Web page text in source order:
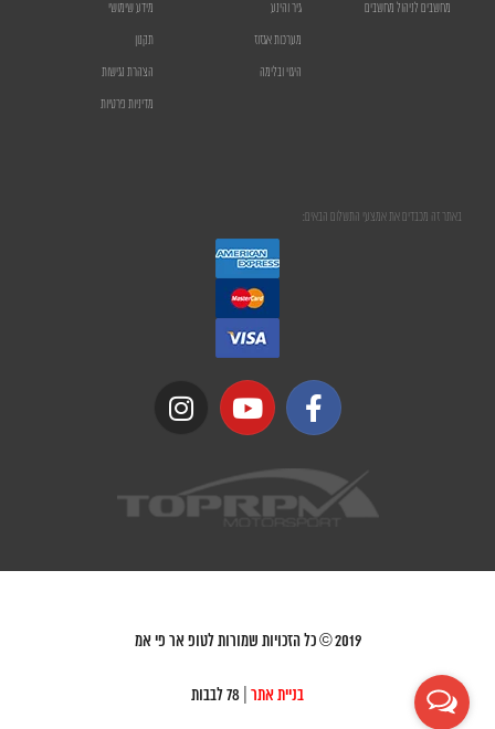
מחשבים לניהול מחשבים גיר והינע
מערכות אגזוז
היגוי ובלימה
מידע שימושי
תקנון
הצהרת נגישות
מדיניות פרטיות
באתר זה מכבדים את אמצעי התשלום הבאים:
2019© כל הזכויות שמורות לטופ אר פי אמ
בניית אתר